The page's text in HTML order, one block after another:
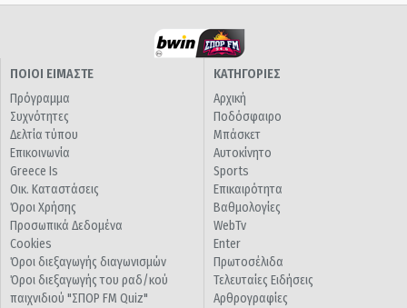
ΠΟΙΟΙ ΕΙΜΑΣΤΕ
Πρόγραμμα
Συχνότητες
Δελτία τύπου
Επικοινωνία
Greece Is
Οικ. Καταστάσεις
Όροι Χρήσης
Προσωπικά Δεδομένα
Cookies
Όροι διεξαγωγής διαγωνισμών
Όροι διεξαγωγής του ραδ/κού
παιχνιδιού "ΣΠΟΡ FM Quiz"
ΚΑΤΗΓΟΡΙΕΣ
Αρχική
Ποδόσφαιρο
Μπάσκετ
Αυτοκίνητο
Sports
Επικαιρότητα
Βαθμολογίες
WebTv
Enter
Πρωτοσέλιδα
Τελευταίες Ειδήσεις
Αρθρογραφίες